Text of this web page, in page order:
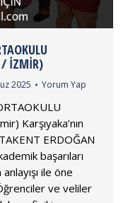
/ İZMIR)
2025 Yorum Yap
Karşıyaka’nın
ERDOĞAN
başarıları
ile öne
ve veliler